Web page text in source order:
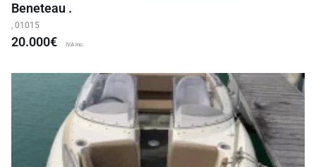
Beneteau .
, 01015
20.000€ IVA inc.